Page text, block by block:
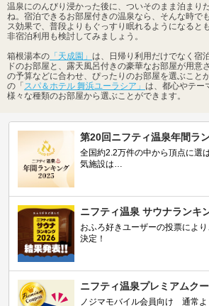
温泉にのんびり浸かった後に、ついそのまま泊まり
ね。宿泊できるお部屋付きの温泉なら、そんな時で
ス効果で、普段よりもぐっすり眠れるようになると
非宿泊利用も検討してみましょう。
箱根湯本の 「天成園」 は、日帰り利用だけでなく宿
ドのお部屋と、露天風呂付きの豪華なお部屋が用意
の予算などに合わせ、ぴったりのお部屋を選ぶこと
の「スパ＆ホテル 舞浜ユーラシア」 は、都心やテー
様々な種類のお部屋から選ぶことができます。
第20回ニフティ温泉年間ラ
全国約2.2万件の中から頂点に選
気施設は…
ニフティ温泉 サウナランキ
おふろ好きユーザーの投票によ
決定！
ニフティ温泉プレミアムク
ノジマモバイル会員向け 通常よ